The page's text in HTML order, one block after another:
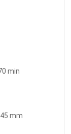
min
mm